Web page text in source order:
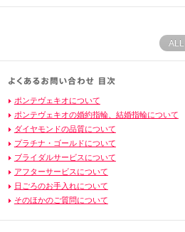
ALL
ポンテヴェキオについて
ポンテヴェキオの婚約指輪、結婚指輪について
ダイヤモンドの品質について
プラチナ・ゴールドについて
ブライダルサービスについて
アフターサービスについて
日ごろのお手入れについて
そのほかのご質問について